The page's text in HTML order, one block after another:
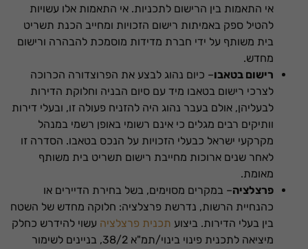
אי התאמות בין הרישום לתכניות. אי התאמות אלו עשויות
להטיל ספק באמיתות רישום הזכויות ומחייב הכנת תשריט
בית משותף על ידי חברת מדידות מוסמכת להבהרה ורישום
מחדש.
רישום בטאבו– כיום נהוג לבצע את הפרוצדורה הכרוכה
לצרכי רישום בטאבו מיד עם סיום הבניה וחלוקת הדירות
לבעליהן, אולם בעבר נהוג היה להזניח פעולה זו, ובעלי דירות
וותיקים רבים מגלים כי אינם רשומי באופן רשמי במנהל
מקרקעי ישראל כבעלי הזכויות על הנכס בטאבו. הסדרה זו
לאחר שנים ארוכות מחייבת רישום תשריט בית משותף
מאומת.
פרצלציה– במקרים מסוימים, בשל בחירת הדיירים או
כהנחיית הרשות, נדרשת פרצלציה: חלוקה מחדש של השטח
בין בעלי הדירות. ביצוע תכנית פרצלציה עשוי להידרש כחלק
מיציאה לתכנית פינוי בינוי/תמ"א 38/2, בניינים לשימור